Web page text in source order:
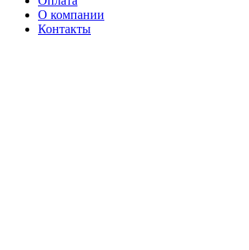
О компании
Контакты